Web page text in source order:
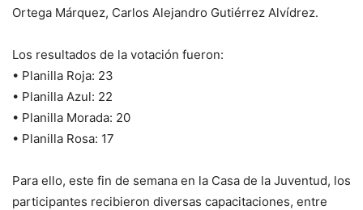
Ortega Márquez, Carlos Alejandro Gutiérrez Alvídrez.
Los resultados de la votación fueron:
• Planilla Roja: 23
• Planilla Azul: 22
• Planilla Morada: 20
• Planilla Rosa: 17
Para ello, este fin de semana en la Casa de la Juventud, los
participantes recibieron diversas capacitaciones, entre